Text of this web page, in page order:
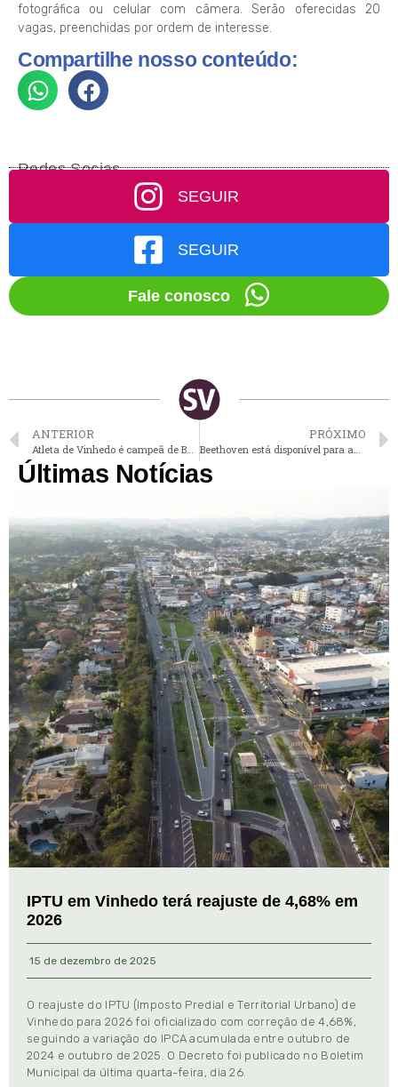
fotográfica ou celular com câmera. Serão oferecidas 20
vagas, preenchidas por ordem de interesse.
Compartilhe nosso conteúdo:
Redes Socias
SEGUIR
SEGUIR
Fale conosco
ANTERIOR
Atleta de Vinhedo é campeã de Beach Tennis em Porto Rico
PRÓXIMO
Beethoven está disponível para adoção; veja outros pets
Últimas Notícias
IPTU em Vinhedo terá reajuste de 4,68% em
2026
15 de dezembro de 2025
O reajuste do IPTU (Imposto Predial e Territorial Urbano) de
Vinhedo para 2026 foi oficializado com correção de 4,68%,
seguindo a variação do IPCA acumulada entre outubro de
2024 e outubro de 2025. O Decreto foi publicado no Boletim
Municipal da última quarta-feira, dia 26.